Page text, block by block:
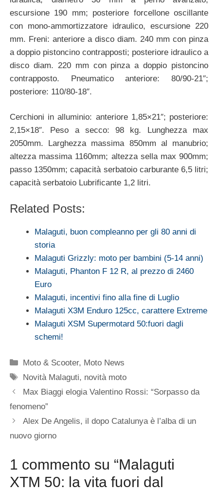
escursione 190 mm; posteriore forcellone oscillante
con mono-ammortizzatore idraulico, escursione 220
mm. Freni: anteriore a disco diam. 240 mm con pinza
a doppio pistoncino contrapposti; posteriore idraulico a
disco diam. 220 mm con pinza a doppio pistoncino
contrapposto. Pneumatico anteriore: 80/90-21″;
posteriore: 110/80-18″.
Cerchioni in alluminio: anteriore 1,85×21″; posteriore:
2,15×18″. Peso a secco: 98 kg. Lunghezza max
2050mm. Larghezza massima 850mm al manubrio;
altezza massima 1160mm; altezza sella max 900mm;
passo 1350mm; capacità serbatoio carburante 6,5 litri;
capacità serbatoio Lubrificante 1,2 litri.
Related Posts:
Malaguti, buon compleanno per gli 80 anni di
storia
Malaguti Grizzly: moto per bambini (5-14 anni)
Malaguti, Phanton F 12 R, al prezzo di 2460
Euro
Malaguti, incentivi fino alla fine di Luglio
Malaguti X3M Enduro 125cc, carattere Extreme
Malaguti XSM Supermotard 50:fuori dagli
schemi!
Categorie
Moto & Scooter, Moto News
Tag
Novità Malaguti, novità moto
Max Biaggi elogia Valentino Rossi: “Sorpasso da
fenomeno”
Alex De Angelis, il dopo Catalunya è l’alba di un
nuovo giorno
1 commento su “Malaguti
XTM 50: la vita fuori dal